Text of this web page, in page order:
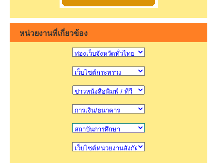
หน่วยงานที่เกี่ยวข้อง